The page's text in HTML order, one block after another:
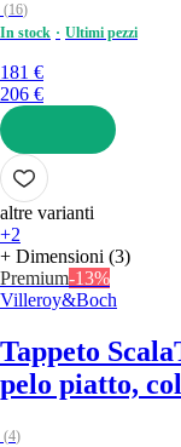
(16)
In stock
Ultimi pezzi
181 €
206 €
AGGIUNGI
altre varianti
+2
+ Dimensioni (3)
Premium-13%
Villeroy&Boch
Tappeto Scala
pelo piatto,
(4)